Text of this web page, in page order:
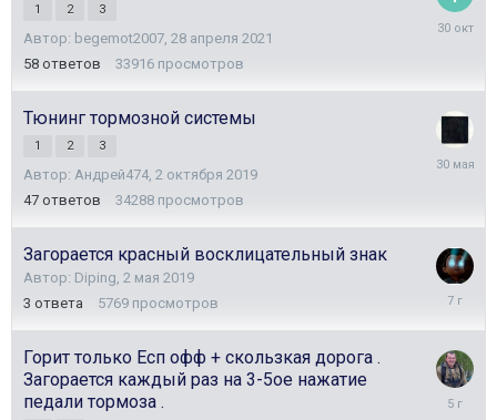
1 2 3
Автор: begemot2007 28 апреля 2021
58 ответов 33916 просмотров
30
Тюнинг тормозной системы
1 2 3
Автор: Андрей474, 2 октября 2019
47 ответов 34288 просмотров
30
Загорается красный восклицательный знак
Автор: Diping 2 мая 2019
3 ответа 5769 просмотров
Горит только Есп офф + скользкая дорога .
Загорается каждый раз на 3-5ое нажатие
педали тормоза .
26